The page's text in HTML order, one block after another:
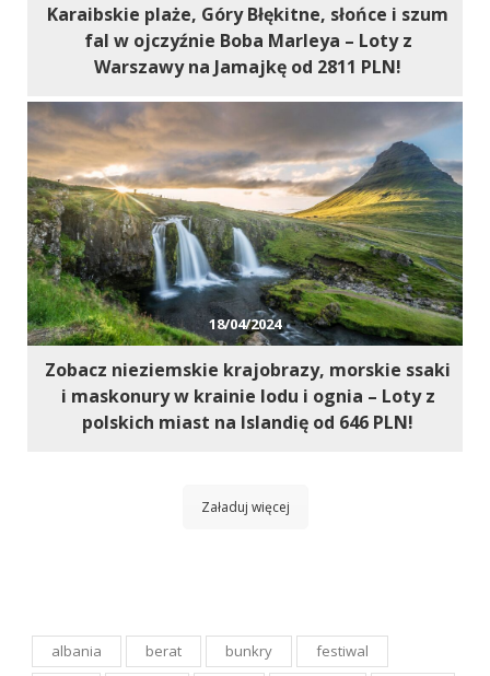
Karaibskie plaże, Góry Błękitne, słońce i szum
fal w ojczyźnie Boba Marleya – Loty z
Warszawy na Jamajkę od 2811 PLN!
18/04/2024
Zobacz nieziemskie krajobrazy, morskie ssaki
i maskonury w krainie lodu i ognia – Loty z
polskich miast na Islandię od 646 PLN!
Załaduj więcej
albania berat bunkry
festiwal